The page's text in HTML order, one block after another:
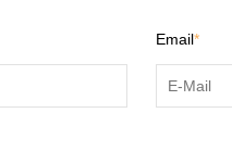
Email*